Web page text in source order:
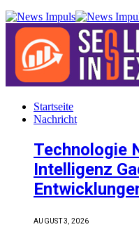
Startseite
Nachricht
Technologie
Intelligenz
AUGUST 3, 2026